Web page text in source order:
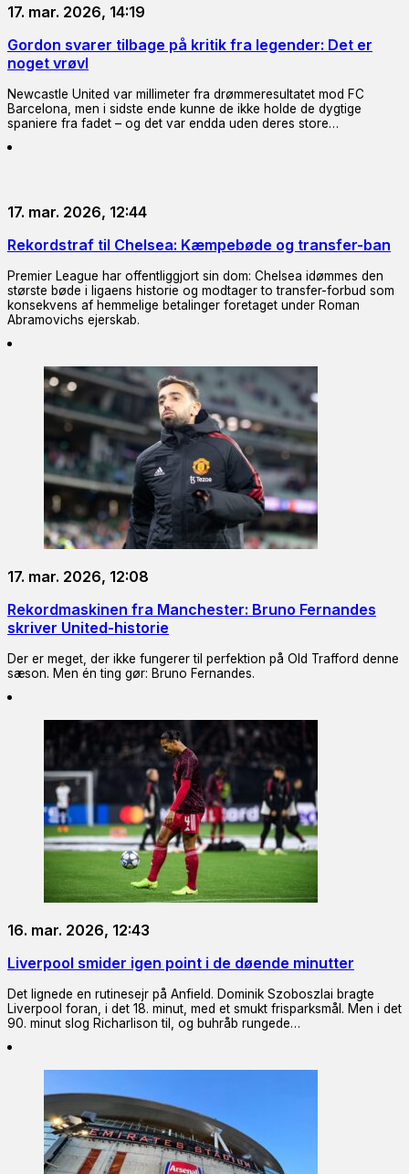
17. mar. 2026, 14:19
Gordon svarer tilbage på kritik fra legender: Det er
noget vrøvl
Newcastle United var millimeter fra drømmeresultatet mod FC
Barcelona, men i sidste ende kunne de ikke holde de dygtige
spaniere fra fadet – og det var endda uden deres store…
17. mar. 2026, 12:44
Rekordstraf til Chelsea: Kæmpebøde og transfer-ban
Premier League har offentliggjort sin dom: Chelsea idømmes den
største bøde i ligaens historie og modtager to transfer-forbud som
konsekvens af hemmelige betalinger foretaget under Roman
Abramovichs ejerskab.
17. mar. 2026, 12:08
Rekordmaskinen fra Manchester: Bruno Fernandes
skriver United-historie
Der er meget, der ikke fungerer til perfektion på Old Trafford denne
sæson. Men én ting gør: Bruno Fernandes.
16. mar. 2026, 12:43
Liverpool smider igen point i de døende minutter
Det lignede en rutinesejr på Anfield. Dominik Szoboszlai bragte
Liverpool foran, i det 18. minut, med et smukt frisparksmål. Men i det
90. minut slog Richarlison til, og buhråb rungede…